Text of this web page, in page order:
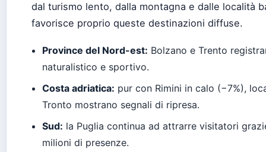
dal turismo lento, dalla montagna e dalle località
favorisce proprio queste destinazioni diffuse.
Province del Nord-est: Bolzano e Trento
naturalistico e sportivo.
Costa adriatica: pur con Rimini in calo (−7%),
Tronto mostrano segnali di ripresa.
Sud: la Puglia continua ad attrarre visitatori
milioni di presenze.